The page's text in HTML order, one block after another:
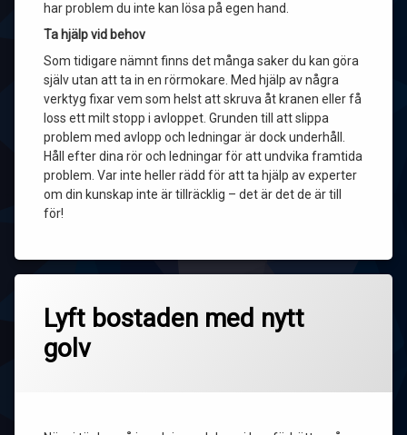
har problem du inte kan lösa på egen hand.
Ta hjälp vid behov
Som tidigare nämnt finns det många saker du kan göra
själv utan att ta in en rörmokare. Med hjälp av några
verktyg fixar vem som helst att skruva åt kranen eller få
loss ett milt stopp i avloppet. Grunden till att slippa
problem med avlopp och ledningar är dock underhåll.
Håll efter dina rör och ledningar för att undvika framtida
problem. Var inte heller rädd för att ta hjälp av experter
om din kunskap inte är tillräcklig – det är det de är till
för!
Lyft bostaden med nytt
golv